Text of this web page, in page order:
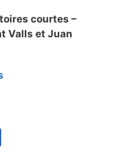
courtes –
Valls et Juan